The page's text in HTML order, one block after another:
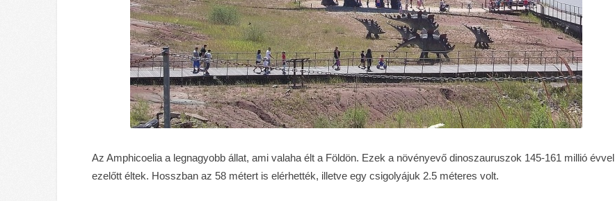
Az Amphicoelia a legnagyobb állat, ami valaha élt a Földön. Ezek a növényevő dinoszauruszok 145-161 millió évvel
ezelőtt éltek. Hosszban az 58 métert is elérhették, illetve egy csigolyájuk 2.5 méteres volt.